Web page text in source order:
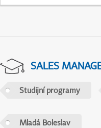
SALES
Studijní programy
Mladá Boleslav